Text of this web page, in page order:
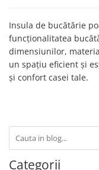
Insula de bucătărie
funcționalitatea
dimensiunilor,
un spațiu eficient și
și confort casei tale.
Categorii